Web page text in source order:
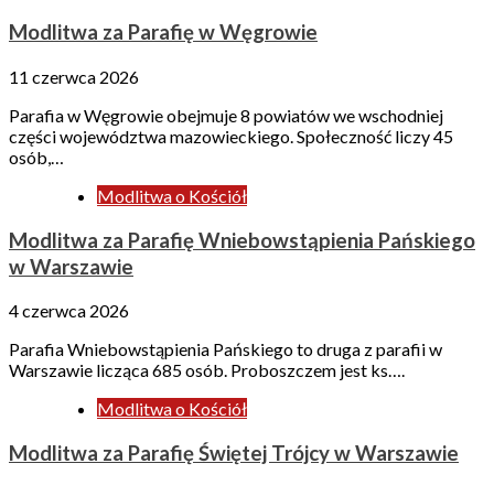
Modlitwa za Parafię w Węgrowie
11 czerwca 2026
Parafia w Węgrowie obejmuje 8 powiatów we wschodniej
części województwa mazowieckiego. Społeczność liczy 45
osób,…
Modlitwa o Kościół
Modlitwa za Parafię Wniebowstąpienia Pańskiego
w Warszawie
4 czerwca 2026
Parafia Wniebowstąpienia Pańskiego to druga z parafii w
Warszawie licząca 685 osób. Proboszczem jest ks….
Modlitwa o Kościół
Modlitwa za Parafię Świętej Trójcy w Warszawie